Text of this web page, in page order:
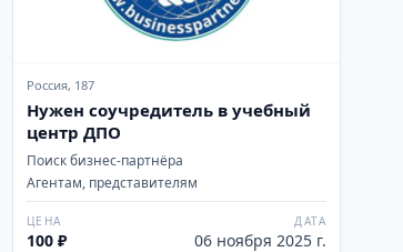
Россия, 187
Нужен соучредитель в учебный
центр ДПО
Поиск бизнес-партнёра
Агентам, представителям
ЦЕНА
100 ₽
ДАТА
06 ноября 2025 г.